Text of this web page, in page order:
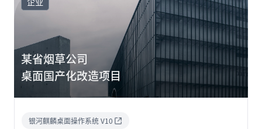
企业
某省烟草公司
桌面国产化改造项目
银河麒麟桌面操作系统 V10